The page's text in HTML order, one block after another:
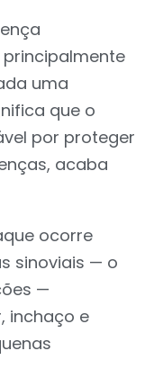
uma
que o
por proteger
acaba
ocorre
sinoviais — o
—
inchaço e